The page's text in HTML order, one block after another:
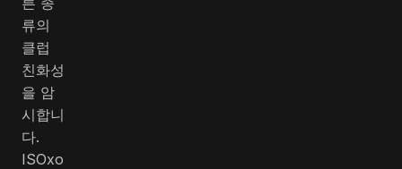
류의
클럽
친화성
을 암
시합니
다.
ISOxo